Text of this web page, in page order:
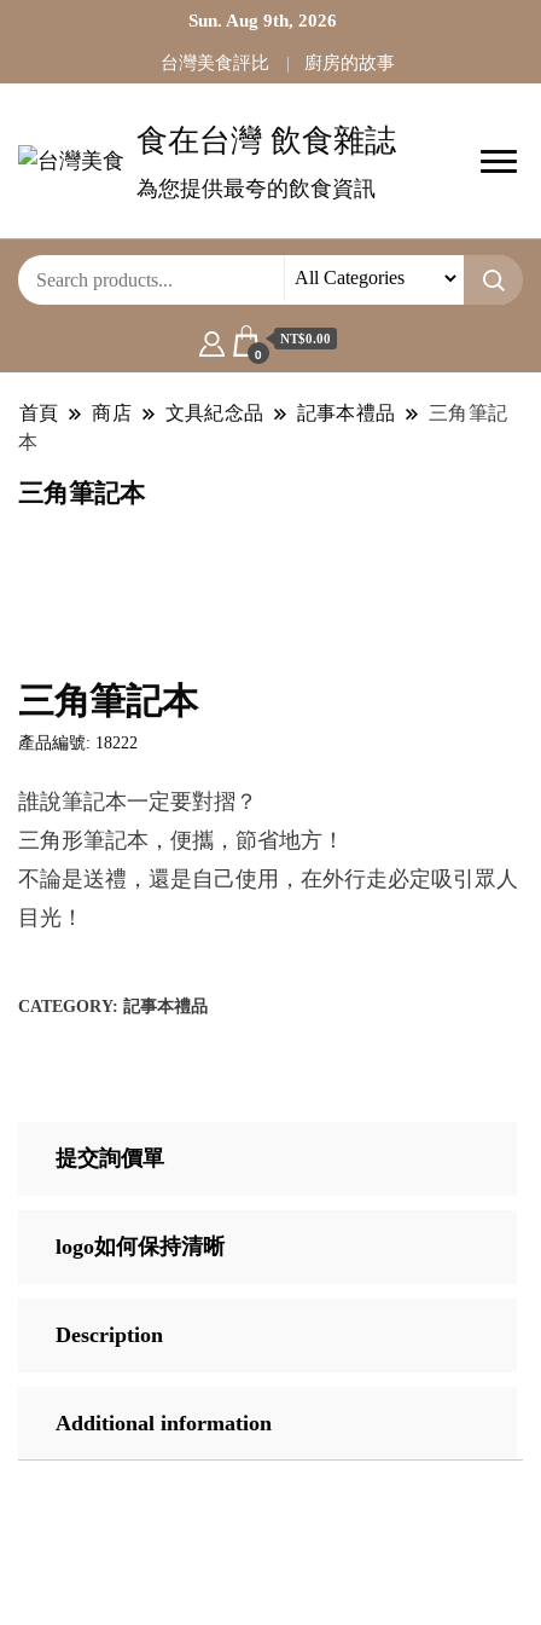
Sun. Aug 9th, 2026
台灣美食評比 廚房的故事
食在台灣 飲食雜誌
為您提供最夸的飲食資訊
0
NT$0.00
首頁 商店 文具紀念品 記事本禮品
三角筆記
本
三角筆記本
三角筆記本
產品編號: 18222
誰說筆記本一定要對摺？
三角形筆記本，便攜，節省地方！
不論是送禮，還是自己使用，在外行走必定吸引眾人
目光！
CATEGORY: 記事本禮品
提交詢價單
logo如何保持清晰
Description
Additional information